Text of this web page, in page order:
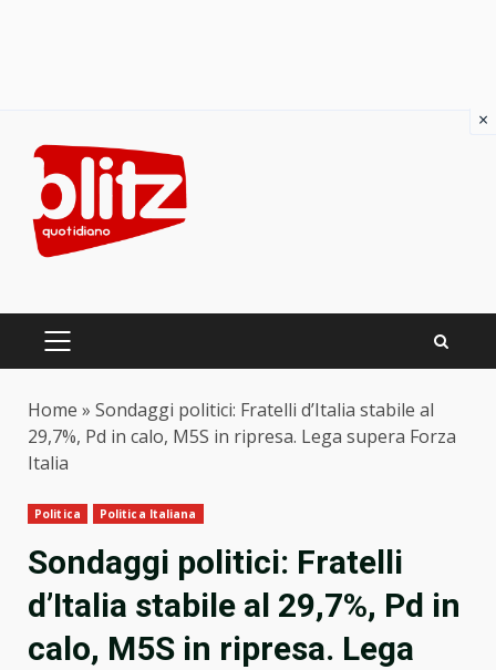
content
PRIMARY
Home » Sondaggi politici: Fratelli d’Italia stabile al
29,7%, Pd in calo, M5S in ripresa. Lega supera Forza
Italia
Politica Politica Italiana
Sondaggi politici: Fratelli
d’Italia stabile al 29,7%, Pd in
calo, M5S in ripresa. Lega
×